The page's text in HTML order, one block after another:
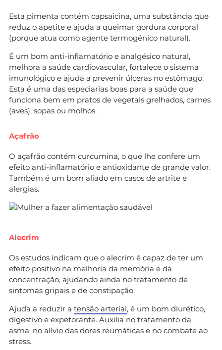
Esta pimenta contém capsaicina, uma substância que
reduz o apetite e ajuda a queimar gordura corporal
(porque atua como agente termogénico natural).
É um bom anti-inflamatório e analgésico natural,
melhora a saúde cardiovascular, fortalece o sistema
imunológico e ajuda a prevenir úlceras no estômago.
Esta é uma das especiarias boas para a saúde que
funciona bem em pratos de vegetais grelhados, carnes
(aves), sopas ou molhos.
Açafrão
O açafrão contém curcumina, o que lhe confere um
efeito anti-inflamatório e antioxidante de grande valor.
Também é um bom aliado em casos de artrite e
alergias.
Alecrim
Os estudos indicam que o alecrim é capaz de ter um
efeito positivo na melhoria da memória e da
concentração, ajudando ainda no tratamento de
sintomas gripais e de constipação.
Ajuda a reduzir a tensão arterial, é um bom diurético,
digestivo e expetorante. Auxilia no tratamento da
asma, no alívio das dores reumáticas e no combate ao
stress.